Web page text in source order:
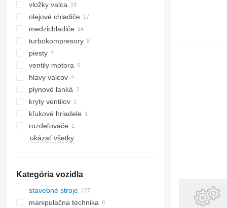
vložky valca
olejové chladiče
medzichladiče
turbokompresory
piesty
ventily motora
hlavy valcov
plynové lanká
kryty ventilov
kľukové hriadele
rozdeľovače
ukázať všetky
Kategória vozidla
stavebné stroje
rýpadlá
manipulačna technika